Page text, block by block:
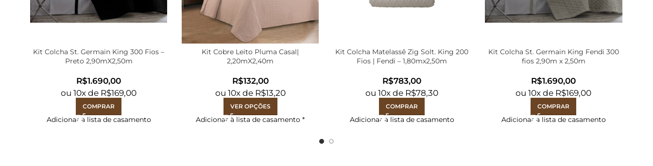
Kit Colcha St. Germain King 300 Fios –
Preto 2,90mX2,50m
R$
ou10x de R$169,00
COMPRAR
Adicionar à lista de casamento
Kit Cobre Leito Pluma Casal|
2,20mX2,40m
R$
ou 10x de R$13,20
VER OPÇÕES
Adicionar à lista de casamento *
Kit Colcha Matelassê Zig Solt. King 200
Fios | Fendi – 1,80mx2,50m
R$
ou10x de R$78,30
COMPRAR
Adicionar à lista de casamento
Kit Colcha St. Germain King Fendi 300
fios 2,90m x 2,50m
R$
ou10x de R$169,00
COMPRAR
Adicionar à lista de casamento